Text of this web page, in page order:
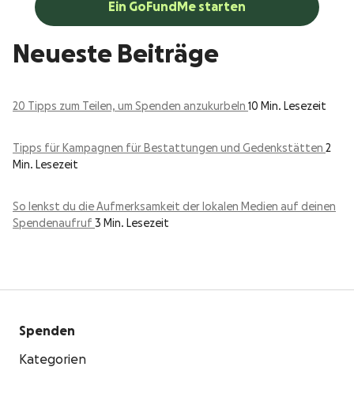
Ein GoFundMe starten
Neueste Beiträge
20 Tipps zum Teilen, um Spenden anzukurbeln 10 Min. Lesezeit
Tipps für Kampagnen für Bestattungen und Gedenkstätten 2
Min. Lesezeit
So lenkst du die Aufmerksamkeit der lokalen Medien auf deinen
Spendenaufruf 3 Min. Lesezeit
Spenden
Kategorien